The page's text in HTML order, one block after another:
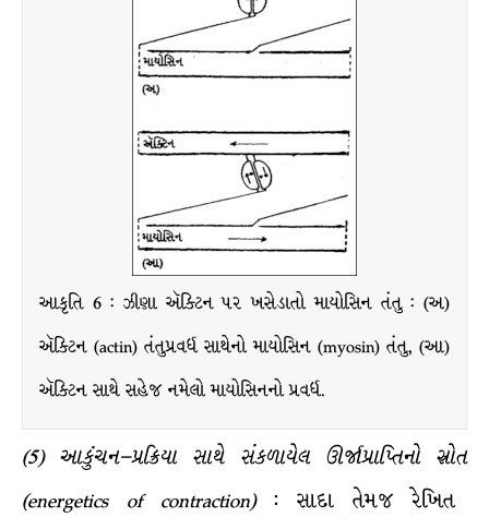
આકૃતિ 6 : ઝીણા ઍક્ટિન પર ખસેડાતો માયોસિન તંતુ : (અ)
ઍક્ટિન (actin) તંતુપ્રવર્ધ સાથેનો માયોસિન (myosin) તંતુ, (આ)
ઍક્ટિન સાથે સહેજ નમેલો માયોસિનનો પ્રવર્ધ.
(5) આકુંચન–પ્રક્રિયા સાથે સંકળાયેલ ઊર્જાપ્રાપ્તિનો સ્રોત
(energetics of contraction): સાદા તેમજ રેખિત